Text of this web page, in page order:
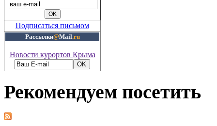
Подписаться письмом
Рассылки@Mail.ru
Новости курортов Крыма
Рекомендуем посетить